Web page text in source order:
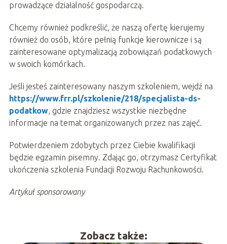
prowadzące działalność gospodarczą.
Chcemy również podkreślić, że naszą ofertę kierujemy
również do osób, które pełnią funkcje kierownicze i są
zainteresowane optymalizacją zobowiązań podatkowych
w swoich komórkach.
Jeśli jesteś zainteresowany naszym szkoleniem, wejdź na
https://www.frr.pl/szkolenie/218/specjalista-ds-
podatkow, gdzie znajdziesz wszystkie niezbędne
informacje na temat organizowanych przez nas zajęć.
Potwierdzeniem zdobytych przez Ciebie kwalifikacji
będzie egzamin pisemny. Zdając go, otrzymasz Certyfikat
ukończenia szkolenia Fundacji Rozwoju Rachunkowości.
Artykuł sponsorowany
Zobacz także: